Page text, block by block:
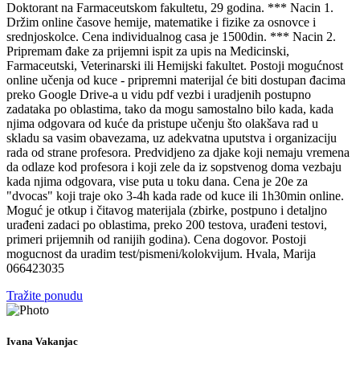
Doktorant na Farmaceutskom fakultetu, 29 godina. *** Nacin 1.
Držim online časove hemije, matematike i fizike za osnovce i
srednjoskolce. Cena individualnog casa je 1500din. *** Nacin 2.
Pripremam đake za prijemni ispit za upis na Medicinski,
Farmaceutski, Veterinarski ili Hemijski fakultet. Postoji mogućnost
online učenja od kuce - pripremni materijal će biti dostupan đacima
preko Google Drive-a u vidu pdf vezbi i uradjenih postupno
zadataka po oblastima, tako da mogu samostalno bilo kada, kada
njima odgovara od kuće da pristupe učenju što olakšava rad u
skladu sa vasim obavezama, uz adekvatna uputstva i organizaciju
rada od strane profesora. Predvidjeno za djake koji nemaju vremena
da odlaze kod profesora i koji zele da iz sopstvenog doma vezbaju
kada njima odgovara, vise puta u toku dana. Cena je 20e za
"dvocas" koji traje oko 3-4h kada rade od kuce ili 1h30min online.
Moguć je otkup i čitavog materijala (zbirke, postpuno i detaljno
urađeni zadaci po oblastima, preko 200 testova, urađeni testovi,
primeri prijemnih od ranijih godina). Cena dogovor. Postoji
mogucnost da uradim test/pismeni/kolokvijum. Hvala, Marija
066423035
Tražite ponudu
Ivana Vakanjac